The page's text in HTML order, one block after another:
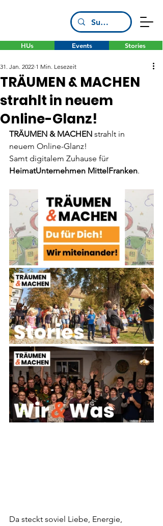
HUs Stories
Events
TRÄUMEN & MACHEN
strahlt in neuem
Online-Glanz!
31. Jan. 2022 1 Min. Lesezeit
TRÄUMEN & MACHEN strahlt in
neuem Online-Glanz!
Samt digitalem Zuhause für
HeimatUnternehmen MittelFranken.
Da steckt soviel Liebe, Energie,